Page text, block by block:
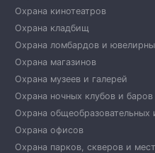
Охрана кинотеатров
Охрана кладбищ
Охрана ломбардов и
Охрана магазинов
Охрана музеев и галерей
Охрана ночных клубов и баров
Охрана
Охрана офисов
Охрана парков, скверов и